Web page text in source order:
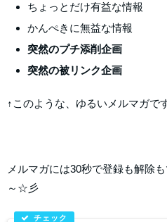
ちょっとだけ有益な情報
かんぺきに無益な情報
突然のプチ添削企画
突然の被リンク企画
↑このような、ゆるいメルマガで
メルマガには30秒で登録も解除
～☆彡